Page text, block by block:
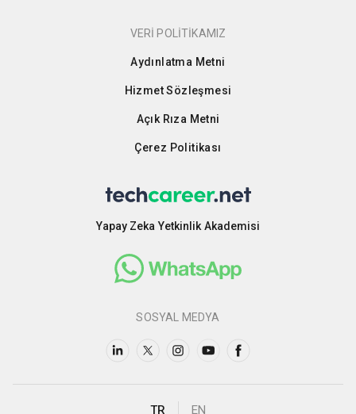
VERİ POLİTİKAMIZ
Aydınlatma Metni
Hizmet Sözleşmesi
Açık Rıza Metni
Çerez Politikası
Yapay Zeka Yetkinlik Akademisi
SOSYAL MEDYA
TR EN